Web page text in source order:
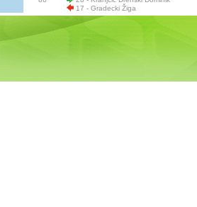
17 - Gradecki Žiga